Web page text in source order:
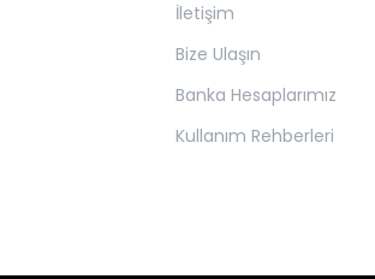
İletişim
Bize Ulaşın
Banka Hesaplarımız
Kullanım Rehberleri